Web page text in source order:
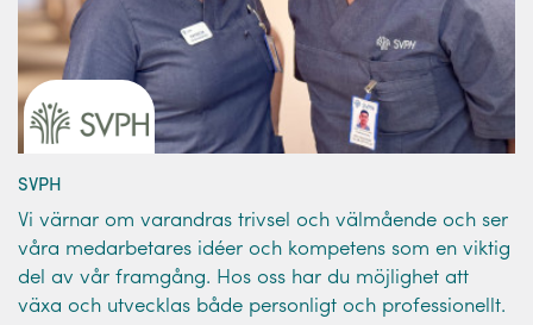
SVPH
Vi värnar om varandras trivsel och välmående och ser
våra medarbetares idéer och kompetens som en viktig
del av vår framgång. Hos oss har du möjlighet att
växa och utvecklas både personligt och professionellt.